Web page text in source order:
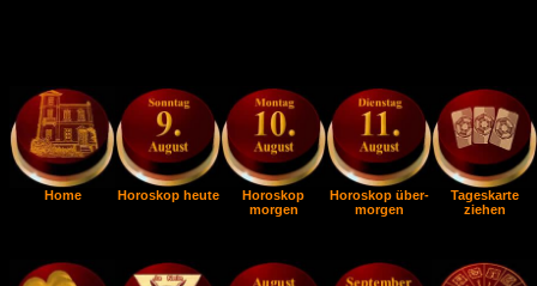
Home Horoskop heute
Horoskop
morgen
Horoskop über-
morgen
Tageskarte
ziehen